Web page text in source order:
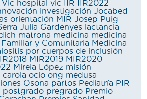
Vic hospital vic IIR
IIR2022
investigación Jocabed
orientación MIR Josep Puig
Julia Gardenyes
lactancia
matrona medicina medicina
y Comunitaria Medicina
por cuerpos de inclusión
MIR2019 MIR2020
Mireia López misión
carola ocio ong medusa
Osona partos Pediatría PIR
postgrado pregrado Premio